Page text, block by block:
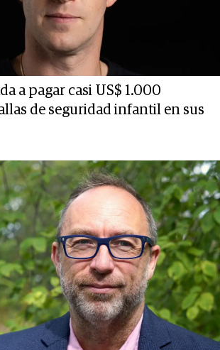
a pagar casi US$ 1.000
de seguridad infantil en sus